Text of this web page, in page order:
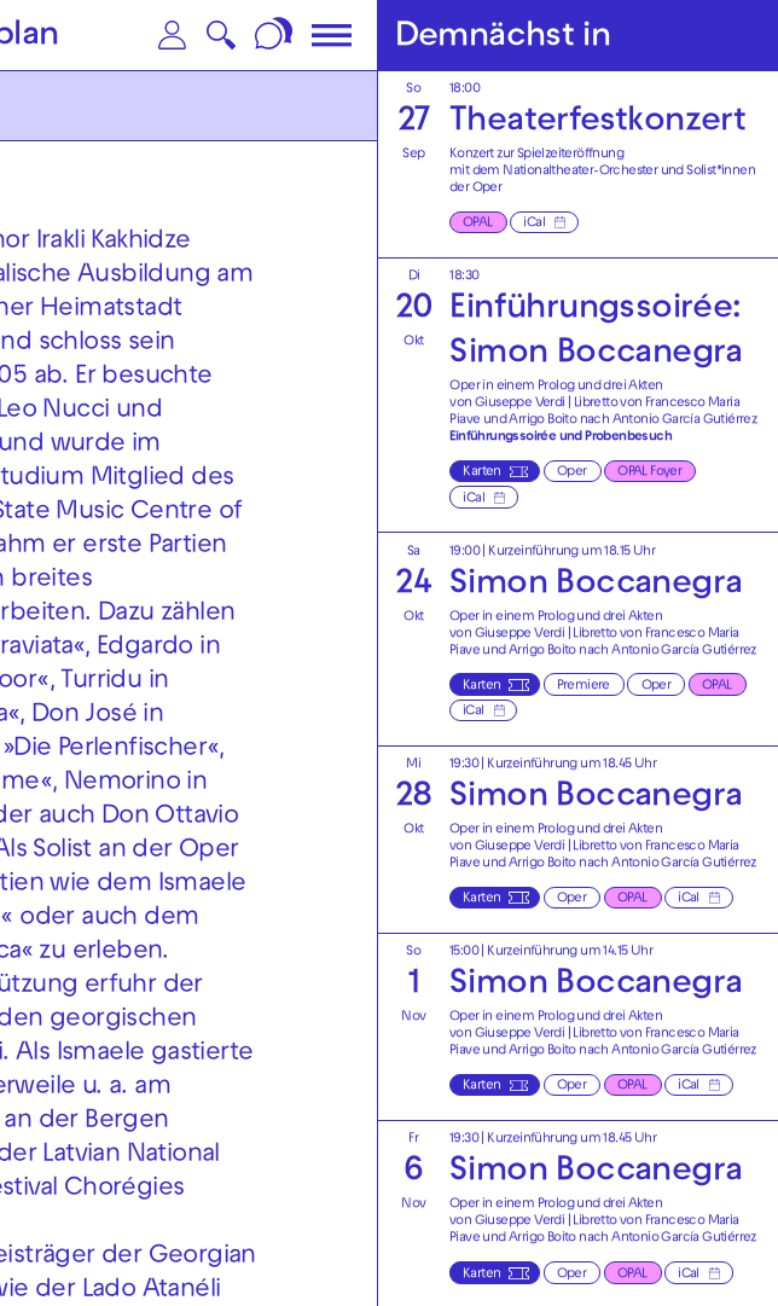
springen Zum Footer springen
Irakli Kakhidze
Ausbildung am
Heimatstadt
schloss sein
ab. Er besuchte
Nucci und
wurde im
Mitglied des
Music Centre of
er erste Partien
breites
Dazu zählen
Edgardo in
Turridu in
Don José in
Perlenfischer«,
Nemorino in
auch Don Ottavio
Solist an der Oper
wie dem Ismaele
oder auch dem
zu erleben.
erfuhr der
georgischen
Als Ismaele gastierte
u. a. am
der Bergen
Latvian National
Chorégies
der Georgian
der Lado Atanéli
Demnächst in
So
27
Sep
18:00
Theaterfest­konzert
Konzert zur Spielzeiteröffnung
mit dem Nationaltheater-Orchester und Solist*innen
der Oper
OPAL iCal
Di
20
Okt
18:30
Einführungssoirée:
Simon Boccanegra
Oper in einem Prolog und drei Akten
von Giuseppe Verdi | Libretto von Francesco Maria
Piave und Arrigo Boito nach Antonio García Gutiérrez
Einführungssoirée und Probenbesuch
Karten Oper OPAL Foyer
iCal
Sa
24
Okt
19:00| Kurzeinführung um 18.15 Uhr
Simon Boccanegra
Oper in einem Prolog und drei Akten
von Giuseppe Verdi | Libretto von Francesco Maria
Piave und Arrigo Boito nach Antonio García Gutiérrez
Karten Premiere Oper OPAL
iCal
Mi
28
Okt
19:30| Kurzeinführung um 18.45 Uhr
Simon Boccanegra
Oper in einem Prolog und drei Akten
von Giuseppe Verdi | Libretto von Francesco Maria
Piave und Arrigo Boito nach Antonio García Gutiérrez
Karten Oper OPAL iCal
So
1
Nov
15:00| Kurzeinführung um 14.15 Uhr
Simon Boccanegra
Oper in einem Prolog und drei Akten
von Giuseppe Verdi | Libretto von Francesco Maria
Piave und Arrigo Boito nach Antonio García Gutiérrez
Karten Oper OPAL iCal
Fr
6
Nov
19:30| Kurzeinführung um 18.45 Uhr
Simon Boccanegra
Oper in einem Prolog und drei Akten
von Giuseppe Verdi | Libretto von Francesco Maria
Piave und Arrigo Boito nach Antonio García Gutiérrez
Karten Oper OPAL iCal